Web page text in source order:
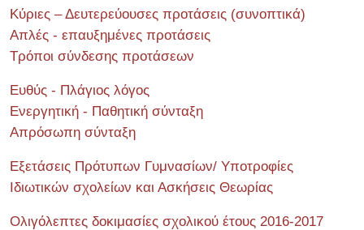
Κύριες – Δευτερεύουσες προτάσεις (συνοπτικά)
Απλές - επαυξημένες προτάσεις
Τρόποι σύνδεσης προτάσεων
Ευθύς - Πλάγιος λόγος
Ενεργητική - Παθητική σύνταξη
Απρόσωπη σύνταξη
Εξετάσεις Πρότυπων Γυμνασίων/ Υποτροφίες
Ιδιωτικών σχολείων και Ασκήσεις Θεωρίας
Ολιγόλεπτες δοκιμασίες σχολικού έτους 2016-2017